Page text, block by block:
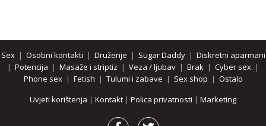
Sex| Osobni kontakti | Druženje | Sugar Daddy| Diskretni aparmani
| Potencija | Masaže i striptiz | Veza / ljubav | Brak | Cyber sex |
Phone sex| Fetish | Tulumi i zabave | Sex shop | Ostalo
Uvjeti korištenja | Kontakt | Polica privatnosti | Marketing